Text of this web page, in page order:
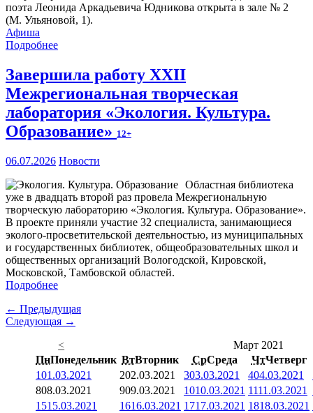
поэта Леонида Аркадьевича Юдникова открыта в зале № 2
(М. Ульяновой, 1).
Афиша
Подробнее
Завершила работу XXII
Межрегиональная творческая
лаборатория «Экология. Культура.
Образование» 12+
06.07.2026 Новости
Областная библиотека
уже в двадцать второй раз провела Межрегиональную
творческую лабораторию «Экология. Культура. Образование».
В проекте приняли участие 32 специалиста, занимающиеся
эколого-просветительской деятельностью, из муниципальных
и государственных библиотек, общеобразовательных школ и
общественных организаций Вологодской, Кировской,
Московской, Тамбовской областей.
Подробнее
← Предыдущая
Следующая →
<
Март 2021
ПнПонедельник ВтВторник СрСреда ЧтЧетверг
101.03.2021 202.03.2021 303.03.2021 404.03.2021
808.03.2021 909.03.2021 1010.03.2021 1111.03.2021
1515.03.2021 1616.03.2021 1717.03.2021 1818.03.2021